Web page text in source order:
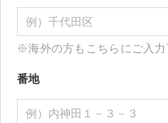
※海外の方もこちらにご入力
番地